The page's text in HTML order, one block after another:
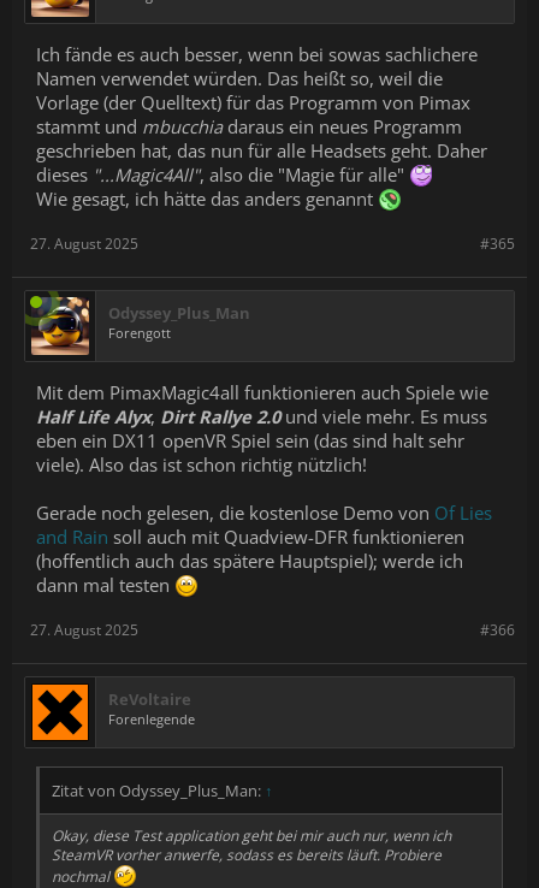
Ich fände es auch besser, wenn bei sowas sachlichere
Namen verwendet würden. Das heißt so, weil die
Vorlage (der Quelltext) für das Programm von Pimax
stammt und mbucchiadaraus ein neues Programm
geschrieben hat, das nun für alle Headsets geht. Daher
dieses "...Magic4All", also die "Magie für alle"
Wie gesagt, ich hätte das anders genannt
#365
27. August 2025
Odyssey_Plus_Man
Forengott
Mit dem PimaxMagic4all funktionieren auch Spiele wie
Half Life Alyx, Dirt Rallye 2.0und viele mehr. Es muss
eben ein DX11 openVR Spiel sein (das sind halt sehr
viele). Also das ist schon richtig nützlich!
Gerade noch gelesen, die kostenlose Demo von Of Lies
and Rain soll auch mit Quadview-DFR funktionieren
(hoffentlich auch das spätere Hauptspiel); werde ich
dann mal testen
#366
27. August 2025
ReVoltaire
Forenlegende
Zitat von Odyssey_Plus_Man: ↑
Okay, diese Test applicationgeht bei mir auch nur, wenn ich
SteamVR vorher anwerfe, sodass es bereits läuft. Probiere
nochmal